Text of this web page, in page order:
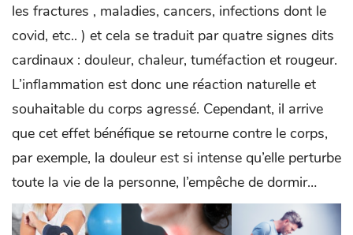
les fractures , maladies, cancers, infections dont le
covid, etc.. ) et cela se traduit par quatre signes dits
cardinaux : douleur, chaleur, tuméfaction et rougeur.
L’inflammation est donc une réaction naturelle et
souhaitable du corps agressé. Cependant, il arrive
que cet effet bénéfique se retourne contre le corps,
par exemple, la douleur est si intense qu’elle perturbe
toute la vie de la personne, l’empêche de dormir…